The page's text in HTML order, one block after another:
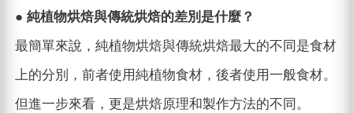
● 純植物烘焙與傳統烘焙的差別是什麼？
最簡單來說，純植物烘焙與傳統烘焙最大的不同是食材
上的分別，前者使用純植物食材，後者使用一般食材。
但進一步來看，更是烘焙原理和製作方法的不同。